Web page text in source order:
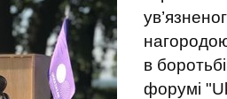
в
форумі